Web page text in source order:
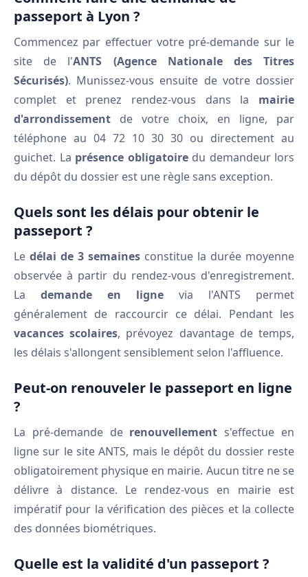
passeport à Lyon ?
Commencez par effectuer votre pré-demande sur le
site de l'ANTS (Agence Nationale des Titres
Sécurisés). Munissez-vous ensuite de votre dossier
complet et prenez rendez-vous dans la mairie
d'arrondissement de votre choix, en ligne, par
téléphone au 04 72 10 30 30 ou directement au
guichet. La présence obligatoiredu demandeur lors
du dépôt du dossier est une règle sans exception.
Quels sont les délais pour obtenir le
passeport ?
Le délai de 3 semaines constitue la durée moyenne
observée à partir du rendez-vous d'enregistrement.
La demande en ligne via l'ANTS permet
généralement de raccourcir ce délai. Pendant les
vacances scolaires, prévoyez davantage de temps,
les délais s'allongent sensiblement selon l'affluence.
Peut-on renouveler le passeport en ligne
?
La pré-demande de renouvellement s'effectue en
ligne sur le site ANTS, mais le dépôt du dossier reste
obligatoirement physique en mairie. Aucun titre ne se
délivre à distance. Le rendez-vous en mairie est
impératif pour la vérification des pièces et la collecte
des données biométriques.
Quelle est la validité d'un passeport ?